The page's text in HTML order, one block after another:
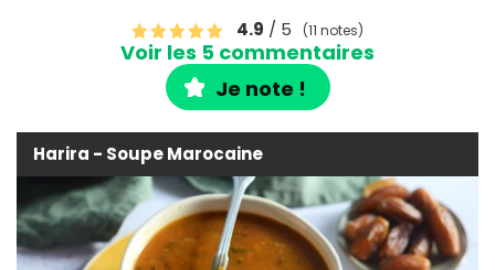
4.9 / 5 (11 notes)
Voir les 5 commentaires
Je note !
Harira - Soupe Marocaine